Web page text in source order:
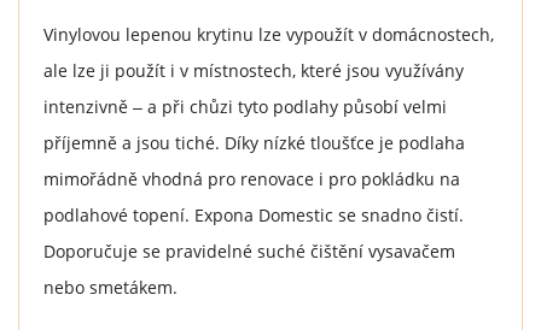
Vinylovou lepenou krytinu lze vypoužít v domácnostech,
ale lze ji použít i v místnostech, které jsou využívány
intenzivně ‒ a při chůzi tyto podlahy působí velmi
příjemně a jsou tiché. Díky nízké tloušťce je podlaha
mimořádně vhodná pro renovace i pro pokládku na
podlahové topení. Expona Domestic se snadno čistí.
Doporučuje se pravidelné suché čištění vysavačem
nebo smetákem.